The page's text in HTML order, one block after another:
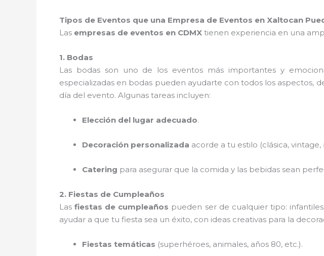
Tipos de Eventos que una Empresa de Eventos en Xaltocan
Las empresas de eventos en CDMX tienen experiencia en una
1. Bodas
Las bodas son uno de los eventos más importantes y
especializadas en bodas pueden ayudarte con todos los aspectos,
día del evento. Algunas tareas incluyen:
Elección del lugar adecuado.
Decoración personalizada acorde a tu estilo (clásica,
Catering para asegurar que la comida y las bebidas sean
2. Fiestas de Cumpleaños
Lasfiestas de cumpleaños pueden ser de cualquier tipo:
ayudar a que tu fiesta sea un éxito, con ideas creativas para la
Fiestas temáticas (superhéroes, animales, años 80, etc.).